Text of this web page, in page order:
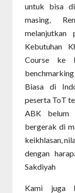
untuk bisa
masing,
melanjutkan
Kebutuhan
Course ke
Biasa di
peserta ToT
ABK belum
bergerak di
keikhlasan,
dengan
Sakdiyah
Kami juga